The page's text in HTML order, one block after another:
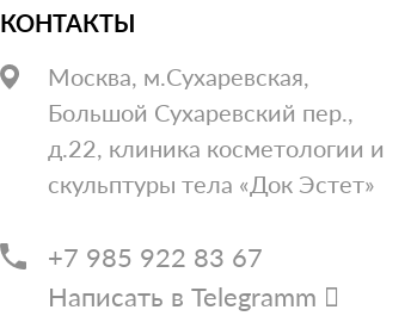
КОНТАКТЫ
Москва, м.Сухаревская,
Большой Сухаревский пер.,
д.22, клиника косметологии и
скульптуры тела «Док Эстет»
+7 985 922 83 67
Написать в Telegramm